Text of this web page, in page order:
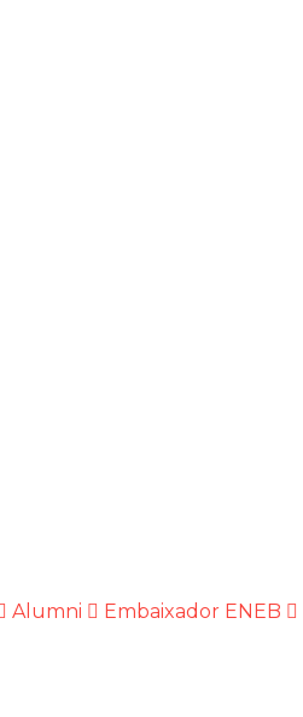
Alumni Embaixador ENEB